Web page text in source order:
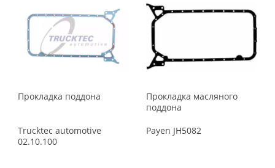
Прокладка поддона
Trucktec automotive
02.10.100
Прокладка масляного
поддона
Payen JH5082